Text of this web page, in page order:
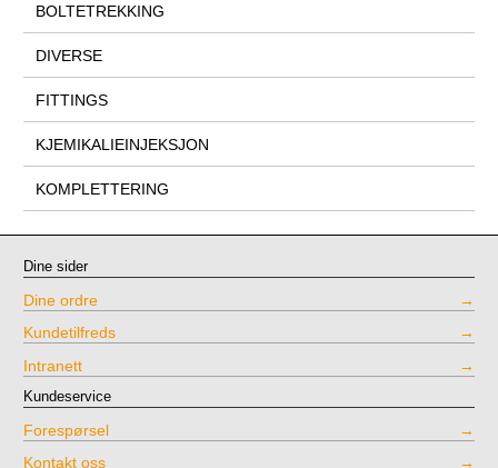
BOLTETREKKING
DIVERSE
FITTINGS
KJEMIKALIEINJEKSJON
KOMPLETTERING
Dine sider
Dine ordre
Kundetilfreds
Intranett
Kundeservice
Forespørsel
Kontakt oss